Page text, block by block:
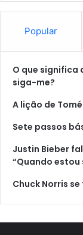
Popular
O que significa
siga-me?
A lição de Tomé
Sete passos
Justin Bieber
“Quando
Chuck Norris